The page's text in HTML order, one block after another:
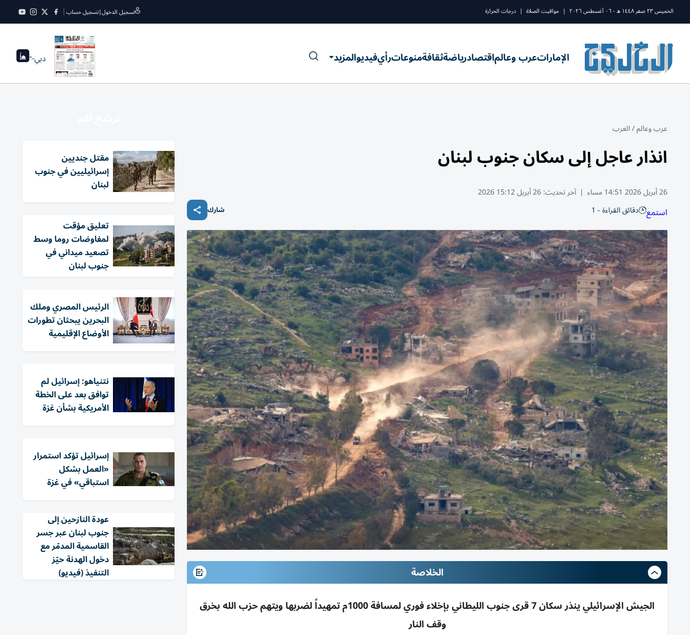
الخميس ٢٣ صفر ١٤٤٨ ه - ٠٦ أغسطس ٢٠٢٦ | مواقيت الصلاة | درجات الحرارة تسجيل الدخول|تسجيل حساب
الإماراتعرب وعالماقتصادرياضةثقافةمنوعاترأيفيديوالمزيد دبي--°
عرب وعالم/العرب
انذار عاجل إلى سكان جنوب لبنان
26 أبريل 2026 14:51 مساء | آخر تحديث:26 أبريل 15:12 2026
استمع دقائق القراءة - 1 شارك
الخلاصة
الجيش الإسرائيلي ينذر سكان 7 قرى جنوب الليطاني بإخلاء فوري لمسافة 1000م تمهيداً لضربها ويتهم حزب الله بخرق
وقف النار
مقتل جنديين
إسرائيليين في جنوب
لبنان
تعليق مؤقت
لمفاوضات روما وسط
تصعيد ميداني في
جنوب لبنان
الرئيس المصري وملك
البحرين يبحثان تطورات
الأوضاع الإقليمية
نتنياهو: إسرائيل لم
توافق بعد على الخطة
الأمريكية بشأن غزة
إسرائيل تؤكد استمرار
«العمل بشكل
استباقي» في غزة
عودة النازحين إلى
جنوب لبنان عبر جسر
القاسمية المدمّر مع
دخول الهدنة حيّز
التنفيذ (فيديو)